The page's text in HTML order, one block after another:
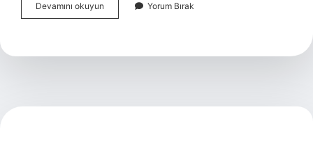
Devamını okuyun
Kemal
Nereli
Yorum Bırak